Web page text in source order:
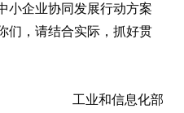
小企业协同发展行动方案
们，请结合实际，抓好贯
工业和信息化部